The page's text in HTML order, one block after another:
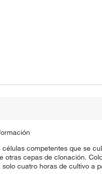
competentes que se
otras cepas de clonación.
cuatro horas de cultivo a